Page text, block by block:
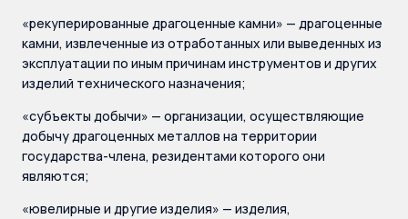
«рекуперированные драгоценные камни» — драгоценные
камни, извлеченные из отработанных или выведенных из
эксплуатации по иным причинам инструментов и других
изделий технического назначения;
«субъекты добычи» — организации, осуществляющие
добычу драгоценных металлов на территории
государства-члена, резидентами которого они
являются;
«ювелирные и другие изделия» — изделия,